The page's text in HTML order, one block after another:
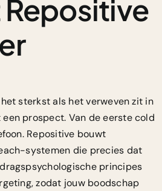
sterkst als het verweven zit in
prospect. Van de eerste cold
Repositive bouwt
systemen die precies dat
principes
zodat jouw boodschap